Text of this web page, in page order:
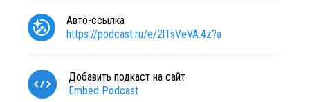
Авто-ссылка
https://podcast.ru/e/2lTsVeVA.4z?a
Добавить подкаст на сайт
Embed Podcast